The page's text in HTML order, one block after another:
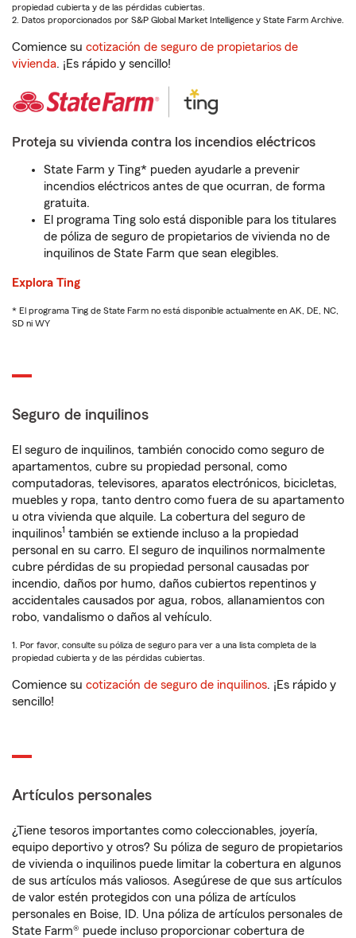
propiedad cubierta y de las pérdidas cubiertas.
2. Datos proporcionados por S&P Global Market Intelligence y State Farm Archive.
Comience su cotización de seguro de propietarios de
vivienda. ¡Es rápido y sencillo!
Proteja su vivienda contra los incendios eléctricos
State Farm y Ting* pueden ayudarle a prevenir
incendios eléctricos antes de que ocurran, de forma
gratuita.
El programa Ting solo está disponible para los titulares
de póliza de seguro de propietarios de vivienda no de
inquilinos de State Farm que sean elegibles.
Explora Ting
* El programa Ting de State Farm no está disponible actualmente en AK, DE, NC,
SD ni WY
Seguro de inquilinos
El seguro de inquilinos, también conocido como seguro de
apartamentos, cubre su propiedad personal, como
computadoras, televisores, aparatos electrónicos, bicicletas,
muebles y ropa, tanto dentro como fuera de su apartamento
u otra vivienda que alquile. La cobertura del seguro de
inquilinos1 también se extiende incluso a la propiedad
personal en su carro. El seguro de inquilinos normalmente
cubre pérdidas de su propiedad personal causadas por
incendio, daños por humo, daños cubiertos repentinos y
accidentales causados por agua, robos, allanamientos con
robo, vandalismo o daños al vehículo.
1. Por favor, consulte su póliza de seguro para ver a una lista completa de la
propiedad cubierta y de las pérdidas cubiertas.
Comience su cotización de seguro de inquilinos. ¡Es rápido y
sencillo!
Artículos personales
¿Tiene tesoros importantes como coleccionables, joyería,
equipo deportivo y otros? Su póliza de seguro de propietarios
de vivienda o inquilinos puede limitar la cobertura en algunos
de sus artículos más valiosos. Asegúrese de que sus artículos
de valor estén protegidos con una póliza de artículos
personales en Boise, ID. Una póliza de artículos personales de
State Farm® puede incluso proporcionar cobertura de